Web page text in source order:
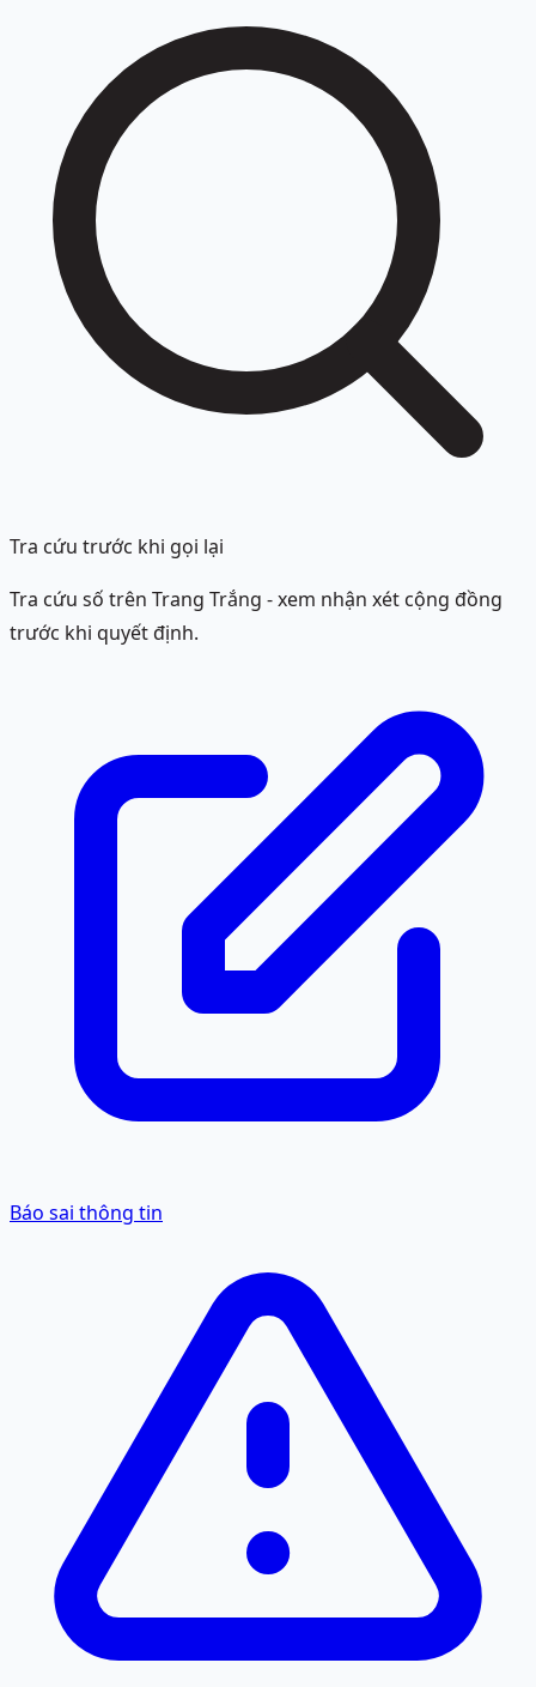
Tra cứu trước khi gọi lại
Tra cứu số trên Trang Trắng - xem nhận xét cộng đồng
trước khi quyết định.
Báo sai thông tin